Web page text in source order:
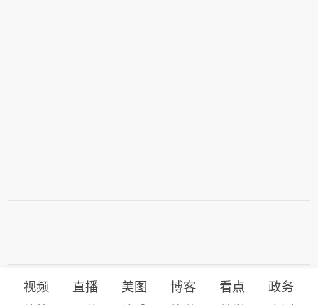
视频 直播 美图 博客 看点
政务